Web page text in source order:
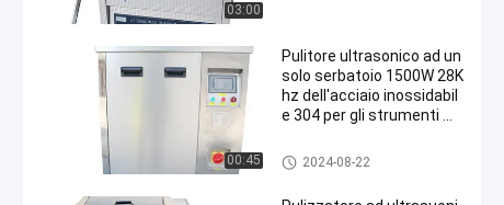
03:00
00:45
Pulitore ultrasonico ad un
solo serbatoio 1500W 28K
hz dell'acciaio inossidabil
e 304 per gli strumenti m
Pulitore ultrasonico medico
2024-08-22